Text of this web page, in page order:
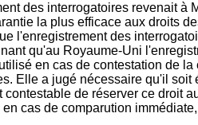
des interrogatoires revenait
la plus efficace aux droits
l'enregistrement des
qu'au Royaume-Uni
en cas de contestation de
Elle a jugé nécessaire qu'il
de réserver ce droit
cas de comparution